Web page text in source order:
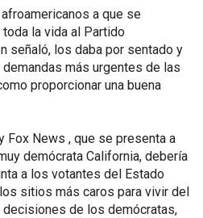
a que se
la vida al Partido
señaló, los daba por sentado y
más urgentes de las
proporcionar una buena
Fox News , que se presenta a
demócrata California, debería
a los votantes del Estado
sitios más caros para vivir del
de los demócratas,